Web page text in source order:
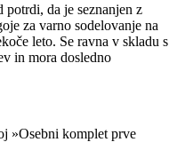
potrdi, da je seznanjen z
za varno sodelovanje na
leto. Se ravna v skladu s
in mora dosledno
»Osebni komplet prve